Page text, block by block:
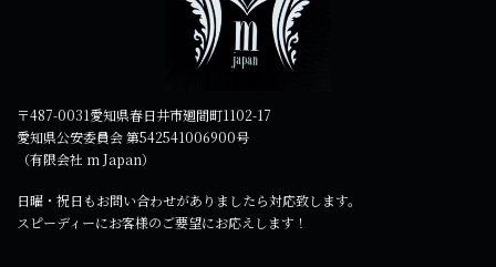
〒487-0031愛知県春日井市廻間町1102-17
愛知県公安委員会 第542541006900号
（有限会社 m Japan）
日曜・祝日もお問い合わせがありましたら対応致します。
スピーディーにお客様のご要望にお応えします！